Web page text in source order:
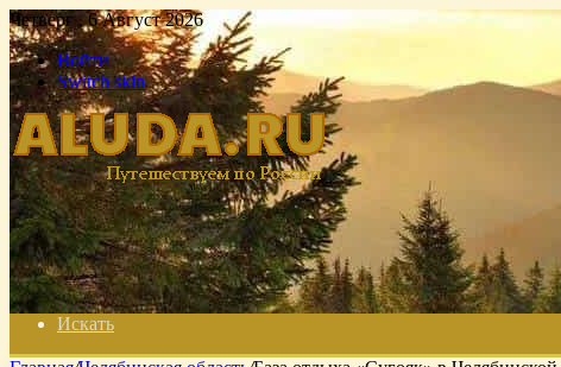
Четверг , 6 Август 2026
Войти
Switch skin
Искать